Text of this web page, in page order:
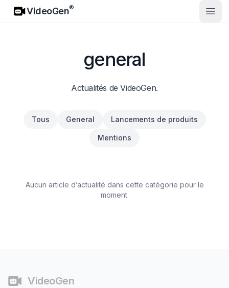
VideoGen
VideoGen®
general
Actualités de VideoGen.
Tous General Lancements de produits
Mentions
Aucun article d’actualité dans cette catégorie pour le
moment.
VideoGen